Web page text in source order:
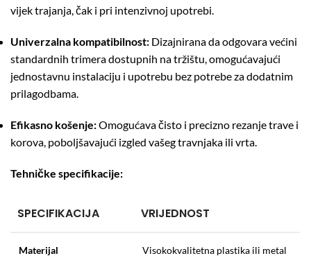
vijek trajanja, čak i pri intenzivnoj upotrebi.
Univerzalna kompatibilnost: Dizajnirana da odgovara većini
standardnih trimera dostupnih na tržištu, omogućavajući
jednostavnu instalaciju i upotrebu bez potrebe za dodatnim
prilagodbama.
Efikasno košenje:Omogućava čisto i precizno rezanje trave i
korova, poboljšavajući izgled vašeg travnjaka ili vrta.
Tehničke specifikacije:
SPECIFIKACIJA VRIJEDNOST
Materijal Visokokvalitetna plastika ili metal